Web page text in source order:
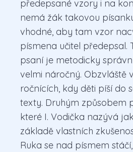
předepsané vzory i na
nemá žák takovou
vhodné, aby tam vzor
písmena učitel předepsal.
psaní je metodicky
velmi náročný. Obzvláště
ročnících, kdy děti píší do
texty. Druhým způsobem
které I. Vodička nazývá
základě vlastních
Ruka se nad písmem